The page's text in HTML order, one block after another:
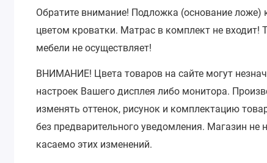
Обратите внимание! Подложка (основание
цветом кроватки. Матрас в комплект не входит!
мебели не осуществляет!
ВНИМАНИЕ! Цвета товаров на сайте могут
настроек Вашего дисплея либо монитора.
изменять оттенок, рисунок и комплектацию
без предварительного уведомления. Магазин не
касаемо этих изменений.